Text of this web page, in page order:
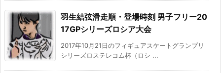
羽生結弦滑走順・登場時刻 男子フリー20
17GPシリーズロシア大会
2017年10月21日のフィギュアスケートグランプリ
シリーズロステレコム杯（ロシ ...